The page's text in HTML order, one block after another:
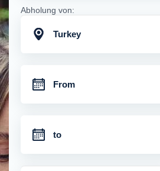
Abholung von:
Turkey